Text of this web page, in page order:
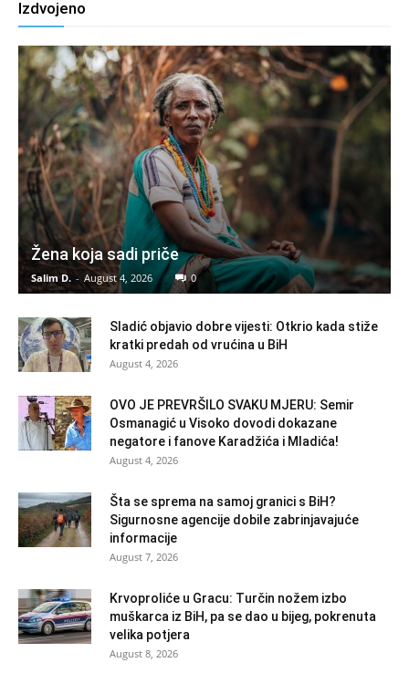
Izdvojeno
Žena koja sadi priče
Salim D. - August 4, 2026 0
Sladić objavio dobre vijesti: Otkrio kada stiže
kratki predah od vrućina u BiH
August 4, 2026
OVO JE PREVRŠILO SVAKU MJERU: Semir
Osmanagić u Visoko dovodi dokazane
negatore i fanove Karadžića i Mladića!
August 4, 2026
Šta se sprema na samoj granici s BiH?
Sigurnosne agencije dobile zabrinjavajuće
informacije
August 7, 2026
Krvoproliće u Gracu: Turčin nožem izbo
muškarca iz BiH, pa se dao u bijeg, pokrenuta
velika potjera
August 8, 2026